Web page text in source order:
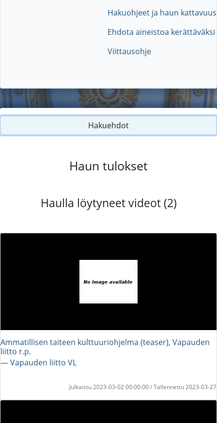
Hakuohjeet ja haun kattavuus
Ehdota aineistoa kerättäväksi
Viittausohje
Hakuehdot
Haun tulokset
Haulla löytyneet videot (2)
Ammatillisen taiteen kulttuuriohjelma (teaser), Vapauden
liitto r.p.
― Vapauden liitto VL
Julkaistu 2023-03-02 00:00:00 / Tallennettu 2023-03-27